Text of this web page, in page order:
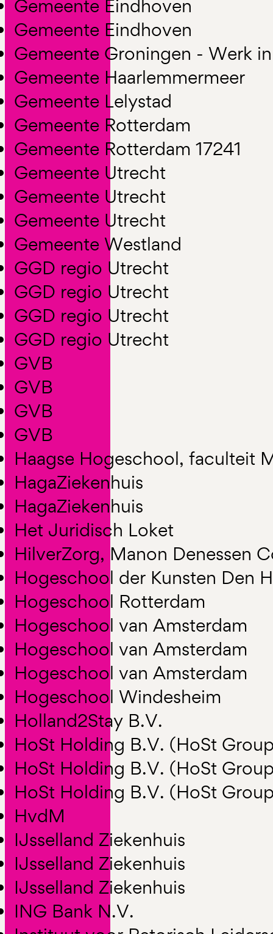
Gemeente Eindhoven
Gemeente Eindhoven
Gemeente Groningen - Werk
Gemeente Haarlemmermeer
Gemeente Lelystad
Gemeente Rotterdam
Gemeente Rotterdam 17241
Gemeente Utrecht
Gemeente Utrecht
Gemeente Utrecht
Gemeente Westland
GGD regio Utrecht
GGD regio Utrecht
GGD regio Utrecht
GGD regio Utrecht
GVB
GVB
GVB
GVB
Haagse Hogeschool, faculteit
HagaZiekenhuis
HagaZiekenhuis
Het Juridisch Loket
HilverZorg, Manon Denessen
Hogeschool der Kunsten Den
Hogeschool Rotterdam
Hogeschool van Amsterdam
Hogeschool van Amsterdam
Hogeschool van Amsterdam
Hogeschool Windesheim
Holland2Stay B.V.
HoSt Holding B.V. (HoSt
HoSt Holding B.V. (HoSt
HoSt Holding B.V. (HoSt
HvdM
IJsselland Ziekenhuis
IJsselland Ziekenhuis
IJsselland Ziekenhuis
ING Bank N.V.